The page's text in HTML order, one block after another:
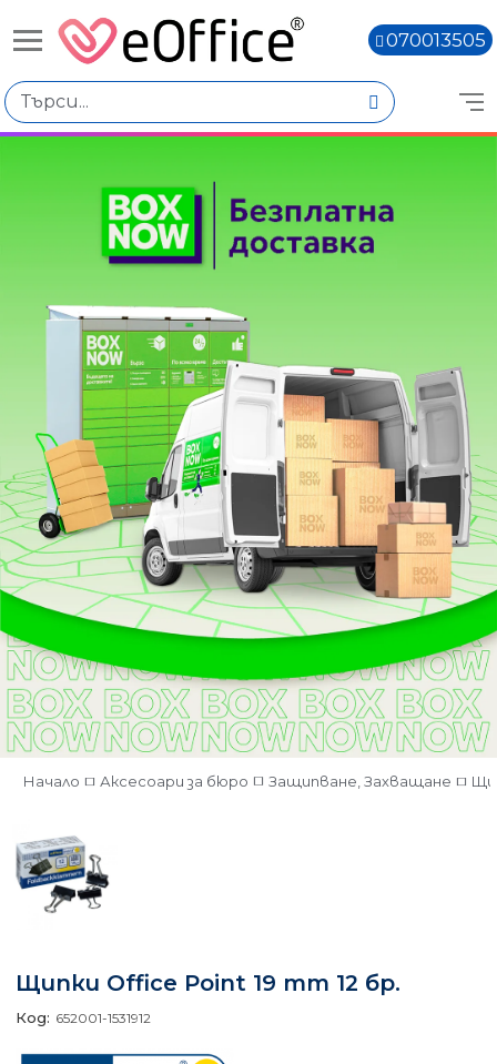
070013505
Начало Аксесоари за бюро Защипване, Захващане
Щипки Office Point 19 mm 12 бр.
Код: 652001-1531912